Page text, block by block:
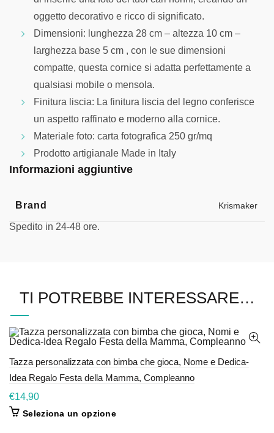
oggetto decorativo e ricco di significato.
Dimensioni: lunghezza 28 cm – altezza 10 cm –
larghezza base 5 cm , con le sue dimensioni
compatte, questa cornice si adatta perfettamente a
qualsiasi mobile o mensola.
Finitura liscia: La finitura liscia del legno conferisce
un aspetto raffinato e moderno alla cornice.
Materiale foto: carta fotografica 250 gr/mq
Prodotto artigianale Made in Italy
Informazioni aggiuntive
Brand Krismaker
Spedito in 24-48 ore.
TI POTREBBE INTERESSARE…
Tazza personalizzata con bimba che gioca, Nome e Dedica-
Idea Regalo Festa della Mamma, Compleanno
€14,90
Seleziona un opzione